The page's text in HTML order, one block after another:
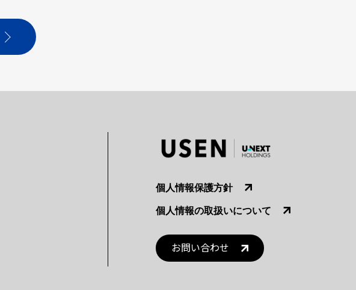
個人情報保護方針
個人情報の取扱いについて
お問い合わせ